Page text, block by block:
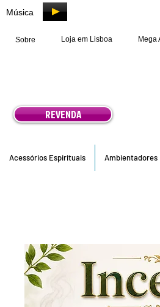
Música
Sobre Loja em Lisboa Mega
REVENDA
Acessórios Espirituais Ambientadores